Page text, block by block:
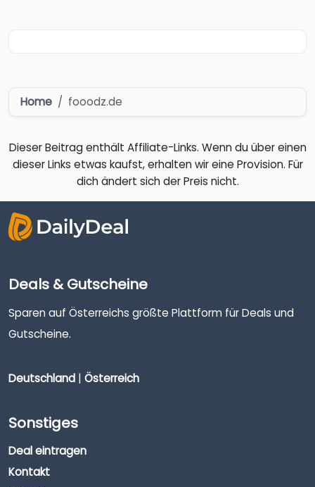
Home fooodz.de
Dieser Beitrag enthält Affiliate-Links. Wenn du über einen
dieser Links etwas kaufst, erhalten wir eine Provision. Für
dich ändert sich der Preis nicht.
Deals & Gutscheine
Sparen auf Österreichs größte Plattform für Deals und
Gutscheine.
Deutschland | Österreich
Sonstiges
Deal eintragen
Kontakt